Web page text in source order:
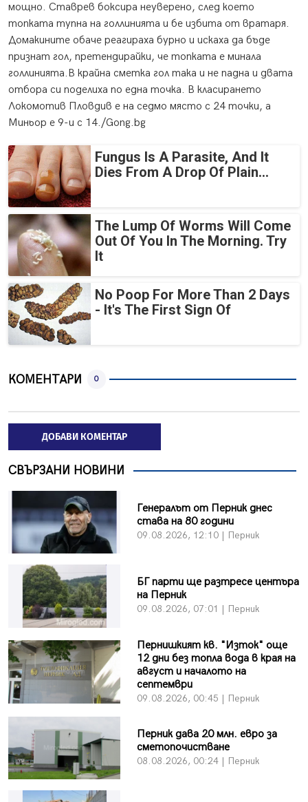
мощно. Ставрев боксира неуверено, след което
топката тупна на голлинията и бе избита от вратаря.
Домакините обаче реагираха бурно и искаха да бъде
признат гол, претендирайки, че топката е минала
голлинията.В крайна сметка гол така и не падна и двата
отбора си поделиха по една точка. В класирането
Локомотив Пловдив е на седмо място с 24 точки, а
Миньор е 9-и с 14./Gong.bg
Fungus Is A Parasite, And It
Dies From A Drop Of Plain...
The Lump Of Worms Will Come
Out Of You In The Morning. Try
It
No Poop For More Than 2 Days
- It's The First Sign Of
КОМЕНТАРИ 0
ДОБАВИ КОМЕНТАР
СВЪРЗАНИ НОВИНИ
Генералът от Перник днес
става на 80 години
09.08.2026, 12:10 | Перник
БГ парти ще разтресе центъра
на Перник
09.08.2026, 07:01 | Перник
Пернишкият кв. "Изток" още
12 дни без топла вода в края на
август и началото на
септември
09.08.2026, 00:45 | Перник
Перник дава 20 млн. евро за
сметопочистване
08.08.2026, 00:24 | Перник